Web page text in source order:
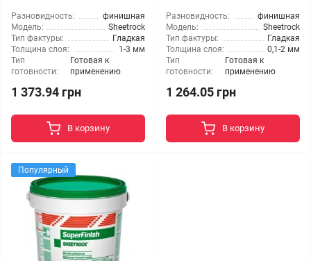
Разновидность:
финишная
Модель:
Sheetrock
Тип фактуры:
Гладкая
Толщина слоя:
1-3 мм
Тип
готовности:
Готовая к
применению
1 373.94 грн
В корзину
Разновидность:
финишная
Модель:
Sheetrock
Тип фактуры:
Гладкая
Толщина слоя:
0,1-2 мм
Тип
готовности:
Готовая к
применению
1 264.05 грн
В корзину
Популярный